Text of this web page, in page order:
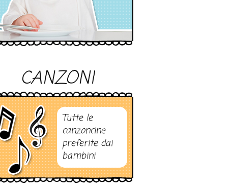
CANZONI
Tutte le
canzoncine
preferite dai
bambini